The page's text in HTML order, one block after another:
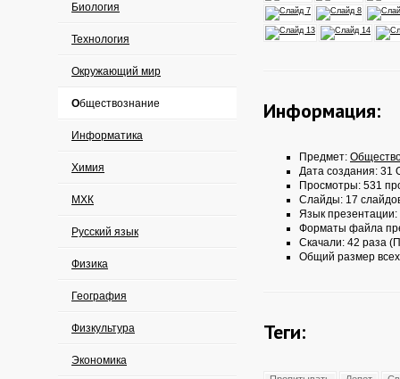
Биология
Технология
Окружающий мир
Обществознание
Информатика
Химия
МХК
Русский язык
Физика
География
Физкультура
Экономика
Информация:
Предмет:
Дата создания: 31
Просмотры: 531
Слайды: 17
Язык презентации:
Форматы файла
Скачали: 42 раза
Общий размер
Теги: